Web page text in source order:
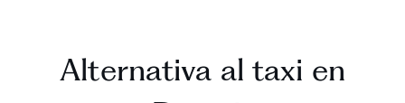
Alternativa al taxi en